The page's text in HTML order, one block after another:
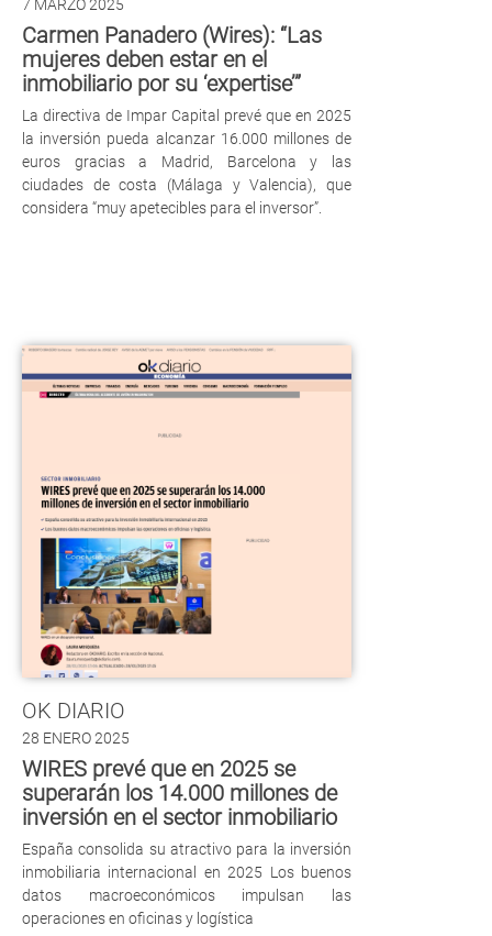
7 MARZO 2025
Carmen Panadero (Wires): “Las
mujeres deben estar en el
inmobiliario por su ‘expertise’”
La directiva de Impar Capital prevé que en 2025
la inversión pueda alcanzar 16.000 millones de
euros gracias a Madrid, Barcelona y las
ciudades de costa (Málaga y Valencia), que
considera “muy apetecibles para el inversor”.
OK DIARIO
28 ENERO 2025
WIRES prevé que en 2025 se
superarán los 14.000 millones de
inversión en el sector inmobiliario
España consolida su atractivo para la inversión
inmobiliaria internacional en 2025 Los buenos
datos macroeconómicos impulsan las
operaciones en oficinas y logística